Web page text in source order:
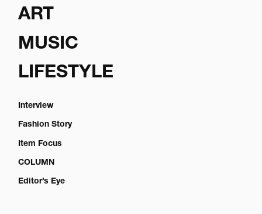
ART
MUSIC
LIFESTYLE
Interview
Fashion Story
Item Focus
COLUMN
Editor’s Eye